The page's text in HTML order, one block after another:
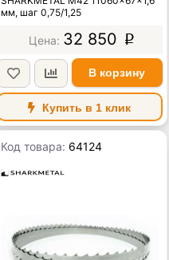
мм, шаг 0,75/1,25
32 850 p
В корзину
Купить в 1 клик
Код товара: 64124